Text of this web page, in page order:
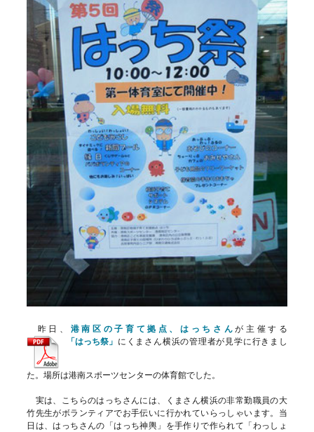
昨日、 港南区の子育て拠点、はっちさんが主催する
「はっち祭」 にくまさん横浜の管理者が見学に行きまし
た。場所は港南スポーツセンターの体育館でした。
実は、こちらのはっちさんには、くまさん横浜の非常勤職員の大
竹先生がボランティアでお手伝いに行かれていらっしゃいます。当
日は、はっちさんの「はっち神輿」を手作りで作られて「わっしょ